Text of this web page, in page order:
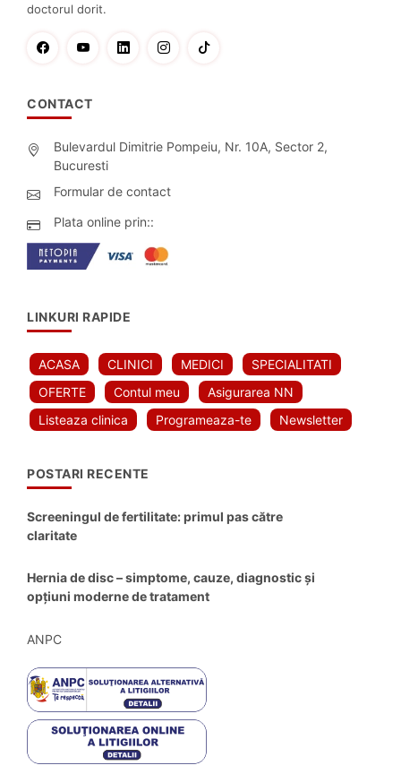
doctorul dorit.
CONTACT
Bulevardul Dimitrie Pompeiu, Nr. 10A, Sector 2,
Bucuresti
Formular de contact
Plata online prin::
LINKURI RAPIDE
ACASA CLINICI MEDICI
SPECIALITATI
OFERTE
Contul meu
Asigurarea NN
Listeaza clinica
Programeaza-te Newsletter
POSTARI RECENTE
Screeningul de fertilitate: primul pas către
claritate
Hernia de disc – simptome, cauze, diagnostic și
opțiuni moderne de tratament
ANPC